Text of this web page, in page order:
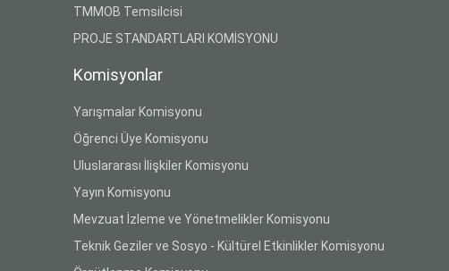
TMMOB Temsilcisi
PROJE STANDARTLARI KOMİSYONU
Komisyonlar
Yarışmalar Komisyonu
Öğrenci Üye Komisyonu
Uluslararası İlişkiler Komisyonu
Yayın Komisyonu
Mevzuat İzleme ve Yönetmelikler Komisyonu
Teknik Geziler ve Sosyo - Kültürel Etkinlikler Komisyonu